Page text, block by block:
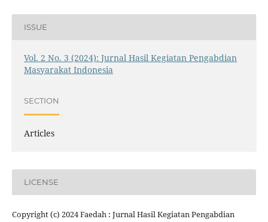
ISSUE
Vol. 2 No. 3 (2024): Jurnal Hasil Kegiatan Pengabdian
Masyarakat Indonesia
SECTION
Articles
LICENSE
Copyright (c) 2024 Faedah : Jurnal Hasil Kegiatan Pengabdian